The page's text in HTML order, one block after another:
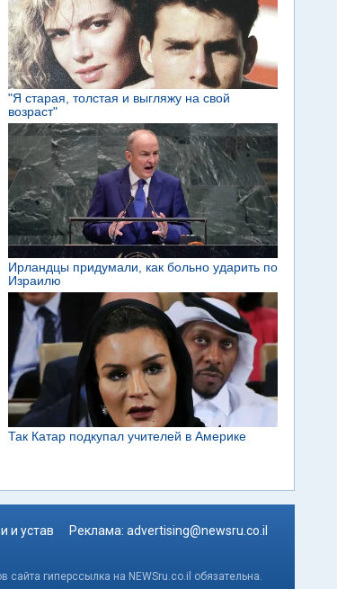
и устав Реклама: advertising@newsru.co.il
гиперссылка на NEWSru.co.il обязательна.